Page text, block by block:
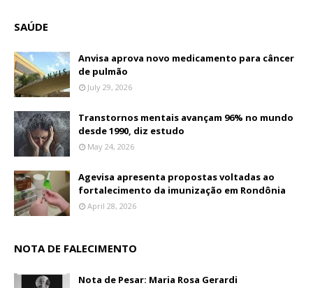
SAÚDE
Anvisa aprova novo medicamento para câncer
de pulmão
July 29, 2026
Transtornos mentais avançam 96% no mundo
desde 1990, diz estudo
May 24, 2026
Agevisa apresenta propostas voltadas ao
fortalecimento da imunização em Rondônia
April 28, 2026
NOTA DE FALECIMENTO
Nota de Pesar: Maria Rosa Gerardi